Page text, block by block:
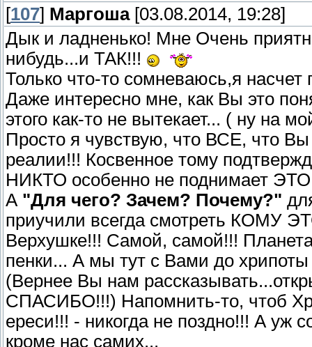
[107] Маргоша[03.08.2014, 19:28]
Дык и ладненько! Мне Очень
нибудь...и ТАК!!!
Только что-то сомневаюсь,я насчет
Даже интересно мне, как Вы это
этого как-то не вытекает... ( ну на
Просто я чувствую, что ВСЕ, что
реалии!!! Косвенное тому
НИКТО особенно не поднимает
А "Для чего? Зачем? Почему?"
приучили всегда смотреть
Верхушке!!! Самой, самой!!!
пенки... А мы тут с Вами до
(Вернее Вы нам
СПАСИБО!!!) Напомнить-то, чтоб
ереси!!! - никогда не поздно!!! А уж
кроме нас самих...